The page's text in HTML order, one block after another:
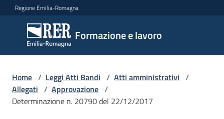
Vai al contenuto
Vai alla navigazione
Vai al footer
Regione Emilia-Romagna
Formazione e lavoro
Formazione
e lavoro
Argomenti
Home / Leggi Atti Bandi / Atti amministrativi /
Allegati / Approvazione /
Determinazione n. 20790 del 22/12/2017